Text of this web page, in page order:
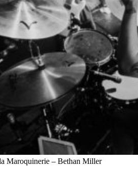
Maroquinerie – Bethan Miller